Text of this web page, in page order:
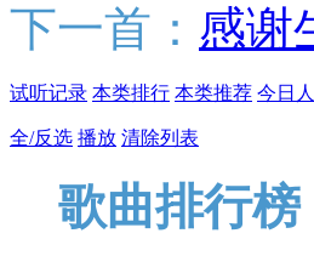
下一首： 感谢
试听记录 本类排行 本类推荐 今日
全/反选 播放 清除列表
歌曲排行榜